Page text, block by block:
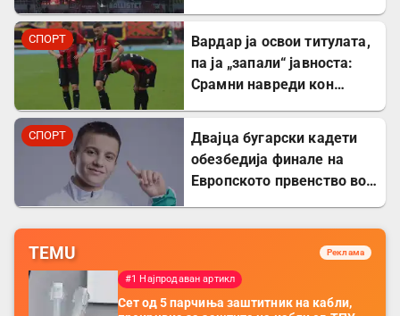
судење!“
СПОРТ
Вардар ја освои титулата,
па ја „запали“ јавноста:
Срамни навреди кон
СПОРТ
Двајца бугарски кадети
обезбедија финале на
Европското првенство во
TEMU Реклама
#1 Најпродаван артикл
Сет од 5 парчиња заштитник на кабли,